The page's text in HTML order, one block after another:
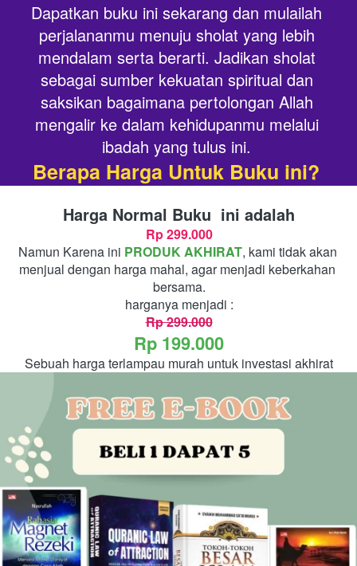
Dapatkan buku ini sekarang dan mulailah
perjalananmu menuju sholat yang lebih
mendalam serta berarti. Jadikan sholat
sebagai sumber kekuatan spiritual dan
saksikan bagaimana pertolongan Allah
mengalir ke dalam kehidupanmu melalui
ibadah yang tulus ini.
Berapa Harga Untuk Buku ini?
Harga Normal Buku ini adalah
Rp 299.000
Namun Karena ini PRODUK AKHIRAT, kami tidak akan
menjual dengan harga mahal, agar menjadi keberkahan
bersama.
harganya menjadi :
Rp 299.000
Rp 199.000
Sebuah harga terlampau murah untuk investasi akhirat